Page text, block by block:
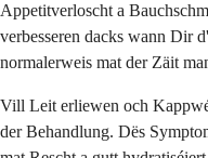
Appetitverloscht a
verbesseren dacks wann Dir
normalerweis mat der Zäit
Vill Leit erliewen och
der Behandlung. Dës